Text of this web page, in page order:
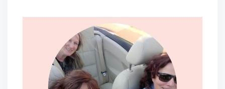
organisaties
Maaltijdondersteuning
Mantelzorger van de zaak
Altijd in de buurt
Snel geregeld